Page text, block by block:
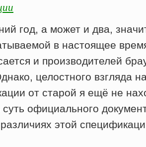
год, а может и два,
в настоящее
и производителей
целостного взгляда
от старой я ещё не
суть официального
этой